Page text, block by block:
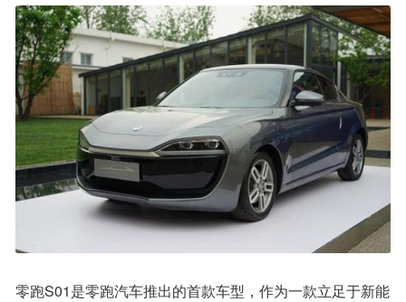
零跑S01是零跑汽车推出的首款车型，作为一款立足于新能